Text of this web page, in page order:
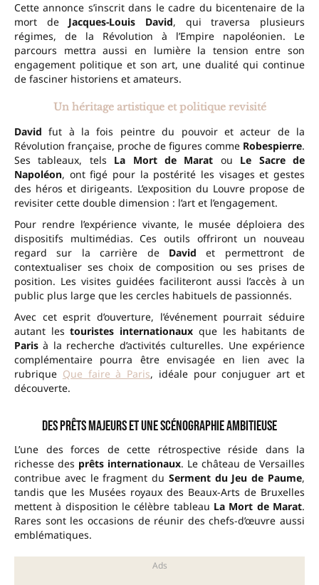
Cette annonce s’inscrit dans le cadre du bicentenaire de la
mort de Jacques-Louis David, qui traversa plusieurs
régimes, de la Révolution à l’Empire napoléonien. Le
parcours mettra aussi en lumière la tension entre son
engagement politique et son art, une dualité qui continue
de fasciner historiens et amateurs.
Un héritage artistique et politique revisité
David fut à la fois peintre du pouvoir et acteur de la
Révolution française, proche de figures comme Robespierre.
Ses tableaux, tels La Mort de Marat ou Le Sacre de
Napoléon, ont figé pour la postérité les visages et gestes
des héros et dirigeants. L’exposition du Louvre propose de
revisiter cette double dimension : l’art et l’engagement.
Pour rendre l’expérience vivante, le musée déploiera des
dispositifs multimédias. Ces outils offriront un nouveau
regard sur la carrière de David et permettront de
contextualiser ses choix de composition ou ses prises de
position. Les visites guidées faciliteront aussi l’accès à un
public plus large que les cercles habituels de passionnés.
Avec cet esprit d’ouverture, l’événement pourrait séduire
autant lestouristes internationaux que les habitants de
Paris à la recherche d’activités culturelles. Une expérience
complémentaire pourra être envisagée en lien avec la
rubrique Que faire à Paris, idéale pour conjuguer art et
découverte.
Des prêts majeurs et une scénographie ambitieuse
L’une des forces de cette rétrospective réside dans la
richesse des prêts internationaux. Le château de Versailles
contribue avec le fragment du Serment du Jeu de Paume,
tandis que les Musées royaux des Beaux-Arts de Bruxelles
mettent à disposition le célèbre tableau La Mort de Marat.
Rares sont les occasions de réunir des chefs-d’œuvre aussi
emblématiques.